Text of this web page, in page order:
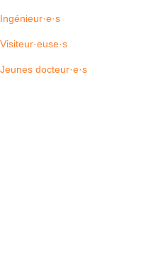
Ingénieur·e·s
Visiteur·euse·s
Jeunes docteur·e·s